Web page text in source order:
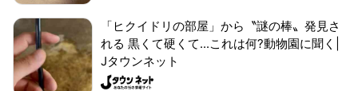
「ヒクイドリの部屋」から〝謎の棒〟発見さ
れる 黒くて硬くて...これは何?動物園に聞く|
Jタウンネット